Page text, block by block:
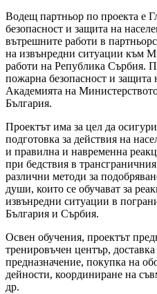
Водещ партньор по проекта е
безопасност и защита на
вътрешните работи в
на извънредни ситуации към
работи на Република Сърбия.
пожарна безопасност и защита
Академията на
България.
Проектът има за цел да
подготовка за действия на
и правилна и навременна
при бедствия в
различни методи за
души, които се обучават за
извънредни ситуации в
България и Сърбия.
Освен обучения, проектът
тренировъчен център,
предназначение, покупка на
дейности, координиране на
др.